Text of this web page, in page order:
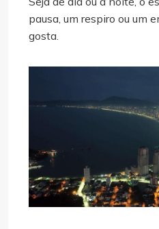
pausa, um respiro ou um
gosta.